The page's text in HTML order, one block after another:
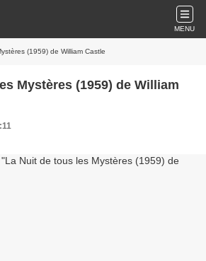
MENU
(1959) de William Castle
Mystères (1959) de William